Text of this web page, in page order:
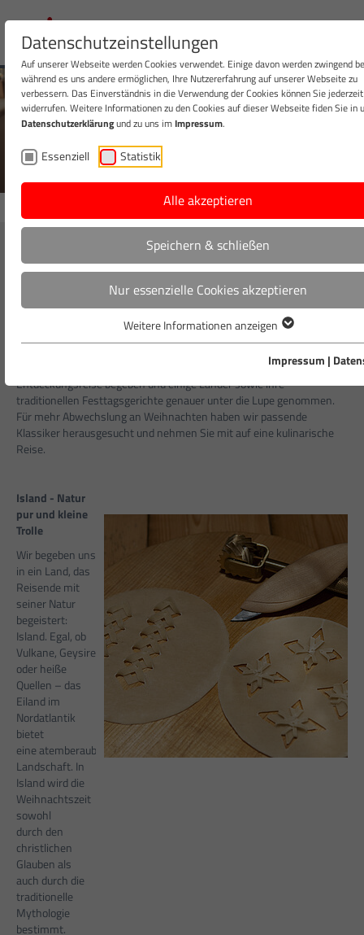
FESTLICHE TRADITIONEN
21.12.2023
Rund um den Globus.
Ob Gänsebraten, Fondue oder Würstchen mit Kartoffelsalat – das
deutsche Festtagsessen hat eine lange Tradition. Doch haben Sie
kommt? Wir haben uns, wie einst Christoph Columbus, auf
Entdeckungsreise begeben und einige Länder sowie ihre
traditionellen Festtagsgerichte genauer unter die Lupe genommen.
Für mehr Abwechslung an Weihnachten haben wir passende
Klassiker herausgesucht und nehmen Sie mit auf eine kulinarische
Reise.
Island - Natur
pur und kleine
Trolle
Wir begeben uns
in ein Land, das
Reisende mit
seiner Natur
begeistert:
Island. Egal, ob
Vulkane, Geysire
oder heiße
Quellen – das
Eiland im
Nordatlantik
bietet
eine atemberaubende
Landschaft. In
Island wird die
Weihnachtszeit
sowohl
durch den
christlichen
Glauben als
auch durch die
traditionelle
Mythologie
bestimmt.
Datenschutzeinstellungen
Auf unserer Webseite werden Cookies verwendet. Einige davon werden zwingend
während es uns andere ermöglichen, Ihre Nutzererfahrung auf unserer Webseite zu
verbessern. Das Einverständnis in die Verwendung der Cookies können Sie jederzeit
widerrufen. Weitere Informationen zu den Cookies auf dieser Webseite fiden Sie in
Datenschutzerklärungund zu uns im Impressum.
Essenziell Statistik
Alle akzeptieren
Speichern & schließen
Nur essenzielle Cookies akzeptieren
Weitere Informationen anzeigen
Impressum |